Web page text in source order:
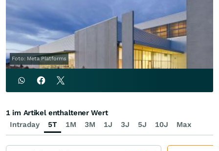
Foto: Meta Platforms
Intraday 5T 1M 3M 1J 3J 5J 10J Max
1 im Artikel enthaltener Wert